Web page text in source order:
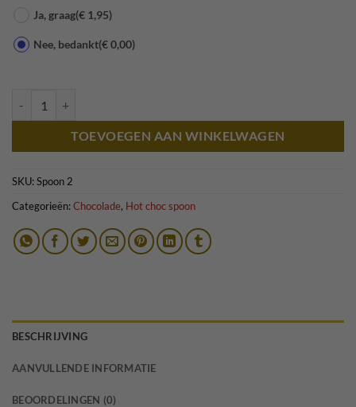
Ja, graag(€ 1,95)
Nee, bedankt(€ 0,00)
TOEVOEGEN AAN WINKELWAGEN
SKU:Spoon 2
Categorieën:Chocolade, Hot choc spoon
BESCHRIJVING
AANVULLENDE INFORMATIE
BEOORDELINGEN (0)